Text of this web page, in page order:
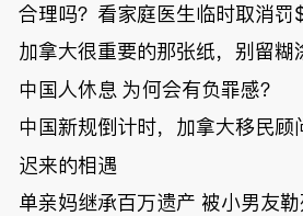
温“丑陋土
豆日”冲击
吉尼斯纪
录；惨！留
骗光2万美
元，还被卷
入跨国刑案
账户遭封！
欠款多出$1
9万；突
发！无辜男
孩温哥华市
中心被刺身
亡；
单；
盘前
国租
恐迎
合理吗？看家庭医生临时取消罚
加拿大很重要的那张纸，别留糊
中国人休息 为何会有负罪感？
中国新规倒计时，加拿大移民顾
迟来的相遇
单亲妈继承百万遗产 被小男友勒